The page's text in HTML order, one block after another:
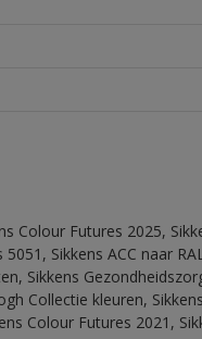
Colour Futures 2025,
Sikkens ACC naar
Sikkens
Collectie kleuren,
Colour Futures 2021,